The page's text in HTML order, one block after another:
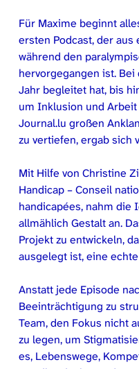
Für Maxime beginnt
ersten Podcast, der
während den
hervorgegangen ist.
Jahr begleitet hat, bis
um Inklusion und
Journal.lu großen
zu vertiefen, ergab sich
Mit Hilfe von Christine
Handicap – Conseil
handicapées, nahm die
allmählich Gestalt an.
Projekt zu entwickeln,
ausgelegt ist, eine
Anstatt jede Episode
Beeinträchtigung zu
Team, den Fokus nicht
zu legen, um
es, Lebenswege,